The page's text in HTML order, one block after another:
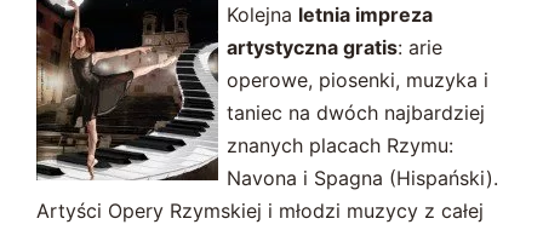
Kolejna letnia impreza
artystyczna gratis: arie
operowe, piosenki, muzyka i
taniec na dwóch najbardziej
znanych placach Rzymu:
Navona i Spagna (Hispański).
Artyści Opery Rzymskiej i młodzi muzycy z całej